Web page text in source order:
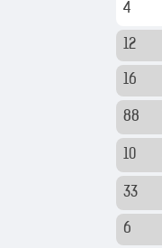
4
12
16
88
10
33
6